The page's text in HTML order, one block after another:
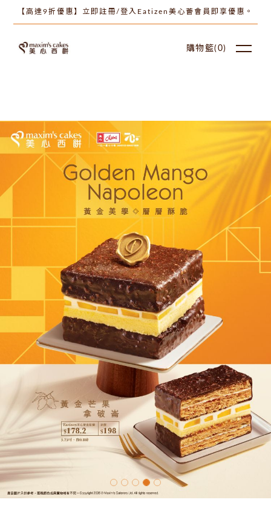
【高達9折優惠】立即註冊/登入Eatizen美心薈會員即享優惠。
購物籃( 0)